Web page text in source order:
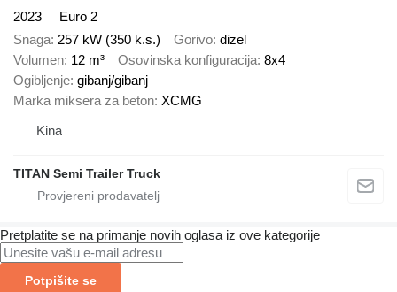
2023
Euro 2
Snaga 257 kW (350 k.s.) Gorivo dizel
Volumen 12 m³ Osovinska konfiguracija 8x4
Ogibljenje gibanj/gibanj
Marka miksera za beton XCMG
Kina
TITAN Semi Trailer Truck
Pretplatite se na primanje novih oglasa iz ove kategorije
Potpišite se